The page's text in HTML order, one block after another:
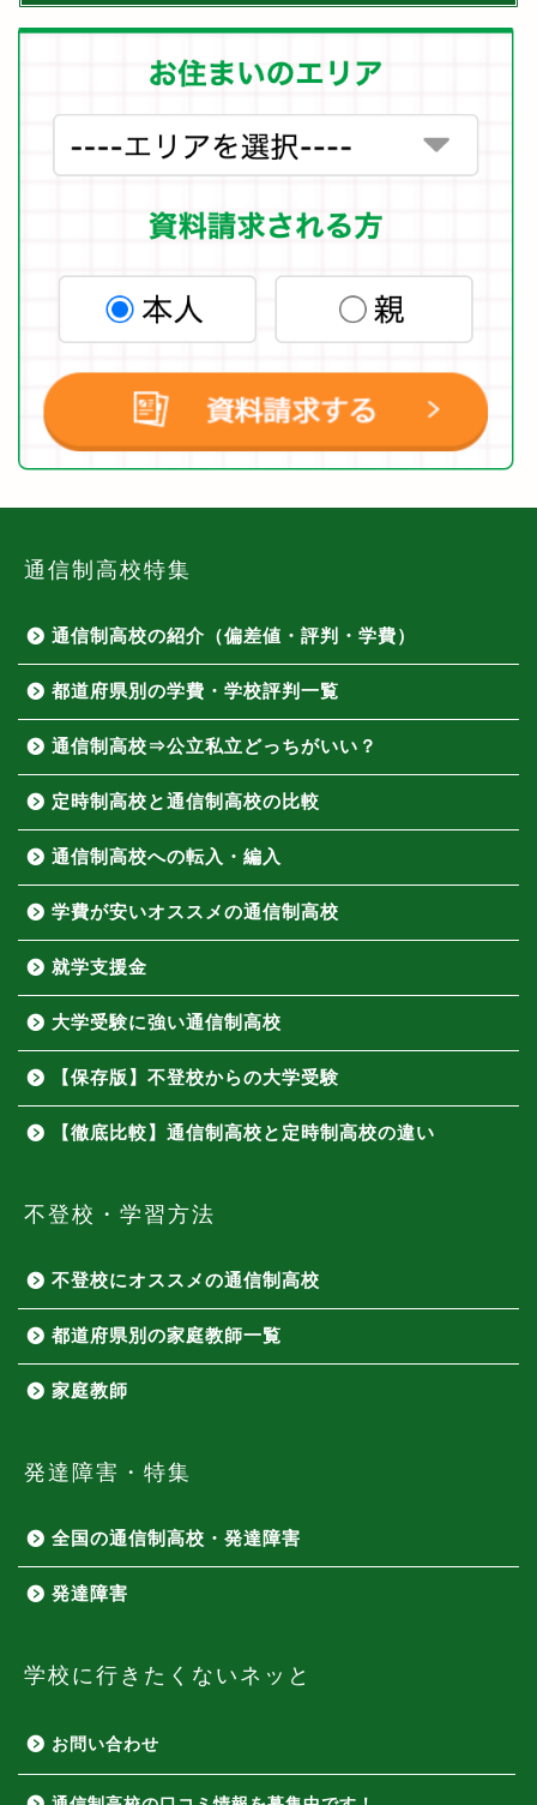
通信制高校特集
通信制高校の紹介（偏差値・評判・学費）
都道府県別の学費・学校評判一覧
通信制高校⇒公立私立どっちがいい？
定時制高校と通信制高校の比較
通信制高校への転入・編入
学費が安いオススメの通信制高校
就学支援金
大学受験に強い通信制高校
【保存版】不登校からの大学受験
【徹底比較】通信制高校と定時制高校の違い
不登校・学習方法
不登校にオススメの通信制高校
都道府県別の家庭教師一覧
家庭教師
発達障害・特集
全国の通信制高校・発達障害
発達障害
学校に行きたくないネッと
お問い合わせ